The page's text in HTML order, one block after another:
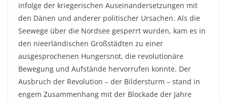
infolge der kriegerischen Auseinandersetzungen mit
den Dänen und anderer politischer Ursachen. Als die
Seewege über die Nordsee gesperrt wurden, kam es in
den nieerländischen Großstädten zu einer
ausgesprochenen Hungersnot, die revolutionäre
Bewegung und Aufstände hervorrufen konnte. Der
Ausbruch der Revolution – der Bildersturm – stand in
engem Zusammenhang mit der Blockade der Jahre